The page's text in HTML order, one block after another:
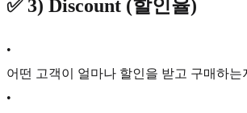
✅ 3) Discount (할인율)
•
어떤 고객이 얼마나 할인을 받고 구매하는
•